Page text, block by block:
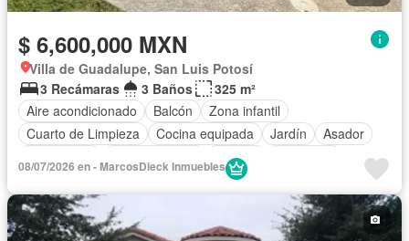
$ 6,600,000 MXN
Villa de Guadalupe, San Luis Potosí
3 Recámaras
3 Baños
325 m²
Aire acondicionado
Balcón
Zona infantil
Cuarto de Limpieza
Cocina equipada Jardín
Asador
Internet
Cancha de tenis
08/07/2026 en - MarcosDieck Inmuebles